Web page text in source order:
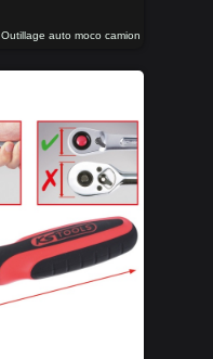
Outillage auto moco camion